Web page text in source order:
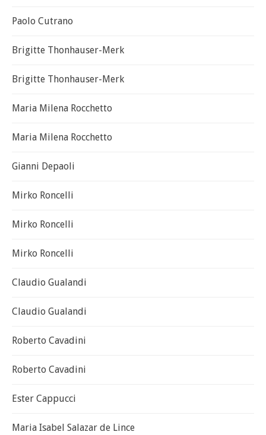
Paolo Cutrano
Brigitte Thonhauser-Merk
Brigitte Thonhauser-Merk
Maria Milena Rocchetto
Maria Milena Rocchetto
Gianni Depaoli
Mirko Roncelli
Mirko Roncelli
Mirko Roncelli
Claudio Gualandi
Claudio Gualandi
Roberto Cavadini
Roberto Cavadini
Ester Cappucci
Maria Isabel Salazar de Lince